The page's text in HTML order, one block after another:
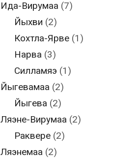
Ида-Вирумаа (7)
Йыхви (2)
Кохтла-Ярве (1)
Нарва (3)
Силламяэ (1)
Йыгевамаа (2)
Йыгева (2)
Ляэне-Вирумаа (2)
Раквере (2)
Ляэнемаа (2)